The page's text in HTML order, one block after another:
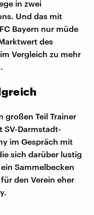
in zwei
Und das mit
Bayern nur müde
des
Vergleich zu mehr
großen Teil Trainer
SV-Darmstadt-
im Gespräch mit
sich darüber lustig
Sammelbecken
den Verein eher